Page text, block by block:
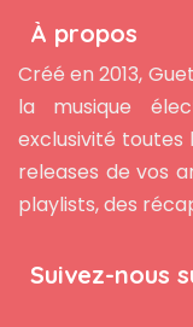
À propos
Créé en 2013,
la musique
exclusivité toutes
releases de vos
playlists, des
Suivez-nous